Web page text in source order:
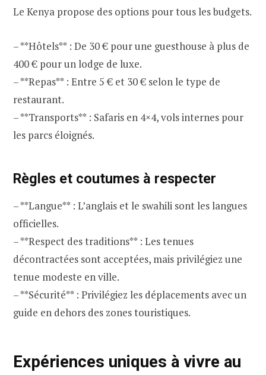
Le Kenya propose des options pour tous les budgets.
– **Hôtels** : De 30 € pour une guesthouse à plus de
400 € pour un lodge de luxe.
– **Repas** : Entre 5 € et 30 € selon le type de
restaurant.
– **Transports** : Safaris en 4×4, vols internes pour
les parcs éloignés.
Règles et coutumes à respecter
– **Langue** : L’anglais et le swahili sont les langues
officielles.
– **Respect des traditions** : Les tenues
décontractées sont acceptées, mais privilégiez une
tenue modeste en ville.
– **Sécurité** : Privilégiez les déplacements avec un
guide en dehors des zones touristiques.
Expériences uniques à vivre au